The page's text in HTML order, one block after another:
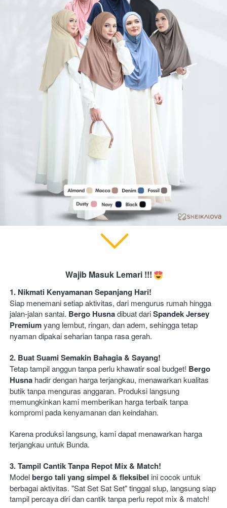
Wajib Masuk Lemari !!!
1. Nikmati Kenyamanan Sepanjang Hari!
Siap menemani setiap aktivitas, dari mengurus rumah hingga
jalan-jalan santai. Bergo Husna dibuat dari Spandek Jersey
Premium yang lembut, ringan, dan adem, sehingga tetap
nyaman dipakai seharian tanpa rasa gerah.
2. Buat Suami Semakin Bahagia & Sayang!
Tetap tampil anggun tanpa perlu khawatir soal budget! Bergo
Husna hadir dengan harga terjangkau, menawarkan kualitas
butik tanpa menguras anggaran. Produksi langsung
memungkinkan kami memberikan harga terbaik tanpa
kompromi pada kenyamanan dan keindahan.
Karena produksi langsung, kami dapat menawarkan harga
terjangkau untuk Bunda.
3. Tampil Cantik Tanpa Repot Mix & Match!
Model bergo tali yang simpel & fleksibel ini cocok untuk
berbagai aktivitas. "Sat Set Sat Set" tinggal slup, langsung siap
tampil percaya diri dan cantik tanpa perlu repot mix & match!